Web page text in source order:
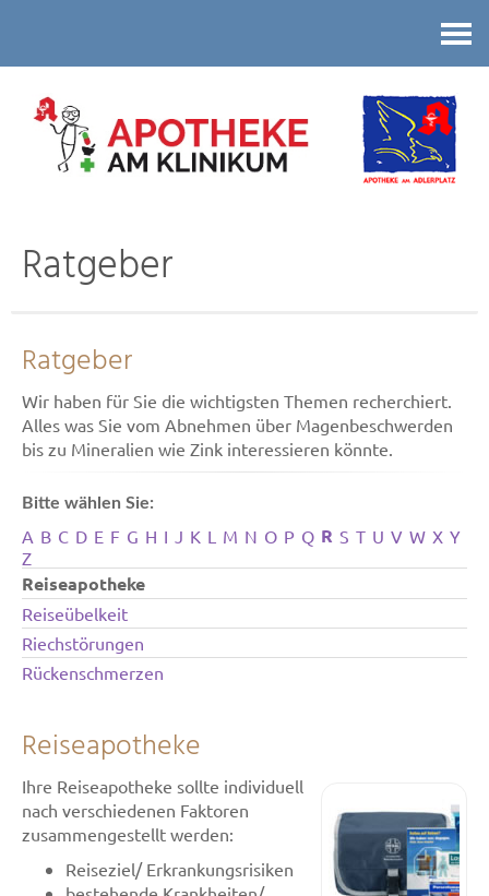
Ratgeber
Ratgeber
Wir haben für Sie die wichtigsten Themen recherchiert.
Alles was Sie vom Abnehmen über Magenbeschwerden
bis zu Mineralien wie Zink interessieren könnte.
Bitte wählen Sie:
A B C D E F G H I J K L M N O P Q R S T U V W X Y
Z
Reiseapotheke
Reiseübelkeit
Riechstörungen
Rückenschmerzen
Reiseapotheke
Ihre Reiseapotheke sollte individuell
nach verschiedenen Faktoren
zusammengestellt werden:
Reiseziel/ Erkrankungsrisiken